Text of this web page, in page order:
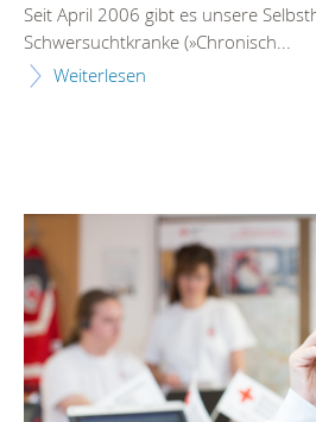
Seit April 2006 gibt es unsere
Schwersuchtkranke (»Chronisch...
Weiterlesen